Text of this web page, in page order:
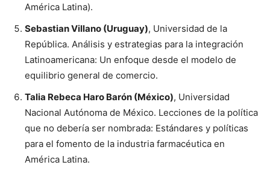
América Latina).
Sebastian Villano (Uruguay), Universidad de la
República. Análisis y estrategias para la integración
Latinoamericana: Un enfoque desde el modelo de
equilibrio general de comercio.
Talia Rebeca Haro Barón (México), Universidad
Nacional Autónoma de México. Lecciones de la política
que no debería ser nombrada: Estándares y políticas
para el fomento de la industria farmacéutica en
América Latina.